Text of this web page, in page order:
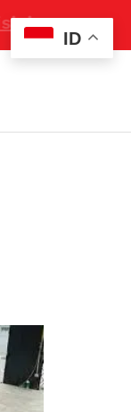
ID